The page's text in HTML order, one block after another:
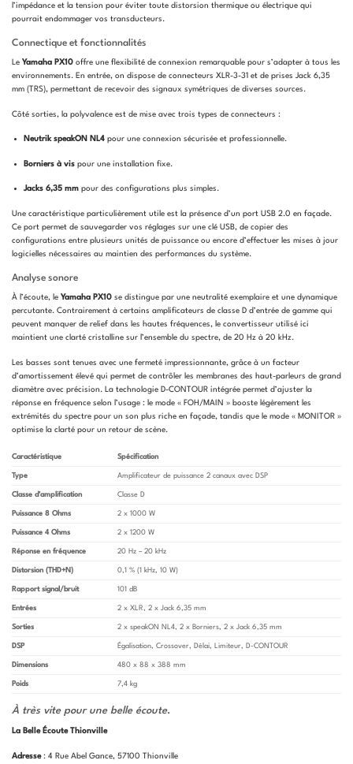
l’impédance et la tension pour éviter toute distorsion thermique ou électrique qui
pourrait endommager vos transducteurs.
Connectique et fonctionnalités
Le Yamaha PX10 offre une flexibilité de connexion remarquable pour s’adapter à tous les
environnements. En entrée, on dispose de connecteurs XLR-3-31 et de prises Jack 6,35
mm (TRS), permettant de recevoir des signaux symétriques de diverses sources.
Côté sorties, la polyvalence est de mise avec trois types de connecteurs :
Neutrik speakON NL4pour une connexion sécurisée et professionnelle.
Borniers à vispour une installation fixe.
Jacks 6,35 mmpour des configurations plus simples.
Une caractéristique particulièrement utile est la présence d’un port USB 2.0 en façade.
Ce port permet de sauvegarder vos réglages sur une clé USB, de copier des
configurations entre plusieurs unités de puissance ou encore d’effectuer les mises à jour
logicielles nécessaires au maintien des performances du système.
Analyse sonore
À l’écoute, le Yamaha PX10 se distingue par une neutralité exemplaire et une dynamique
percutante. Contrairement à certains amplificateurs de classe D d’entrée de gamme qui
peuvent manquer de relief dans les hautes fréquences, le convertisseur utilisé ici
maintient une clarté cristalline sur l’ensemble du spectre, de 20 Hz à 20 kHz.
Les basses sont tenues avec une fermeté impressionnante, grâce à un facteur
d’amortissement élevé qui permet de contrôler les membranes des haut-parleurs de grand
diamètre avec précision. La technologie D-CONTOUR intégrée permet d’ajuster la
réponse en fréquence selon l’usage : le mode « FOH/MAIN » booste légèrement les
extrémités du spectre pour un son plus riche en façade, tandis que le mode « MONITOR »
optimise la clarté pour un retour de scène.
Caractéristique Spécification
Type Amplificateur de puissance 2 canaux avec DSP
Classe d’amplification Classe D
Puissance 8 Ohms 2 x 1000 W
Puissance 4 Ohms 2 x 1200 W
Réponse en fréquence 20 Hz – 20 kHz
Distorsion (THD+N) 0,1 % (1 kHz, 10 W)
Rapport signal/bruit 101 dB
Entrées 2 x XLR, 2 x Jack 6,35 mm
Sorties 2 x speakON NL4, 2 x Borniers, 2 x Jack 6,35 mm
DSP Égalisation, Crossover, Délai, Limiteur, D-CONTOUR
Dimensions 480 x 88 x 388 mm
Poids 7,4 kg
À très vite pour une belle écoute.
La Belle Écoute Thionville
Adresse: 4 Rue Abel Gance, 57100 Thionville